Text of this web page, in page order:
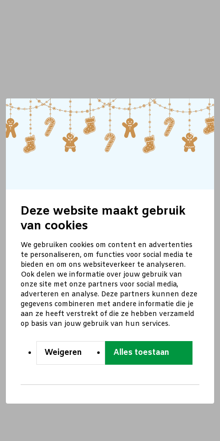
Deze website maakt gebruik
van cookies
We gebruiken cookies om content en advertenties
te personaliseren, om functies voor social media te
bieden en om ons websiteverkeer te analyseren.
Ook delen we informatie over jouw gebruik van
onze site met onze partners voor social media,
adverteren en analyse. Deze partners kunnen deze
gegevens combineren met andere informatie die je
aan ze heeft verstrekt of die ze hebben verzameld
op basis van jouw gebruik van hun services.
Weigeren Alles toestaan